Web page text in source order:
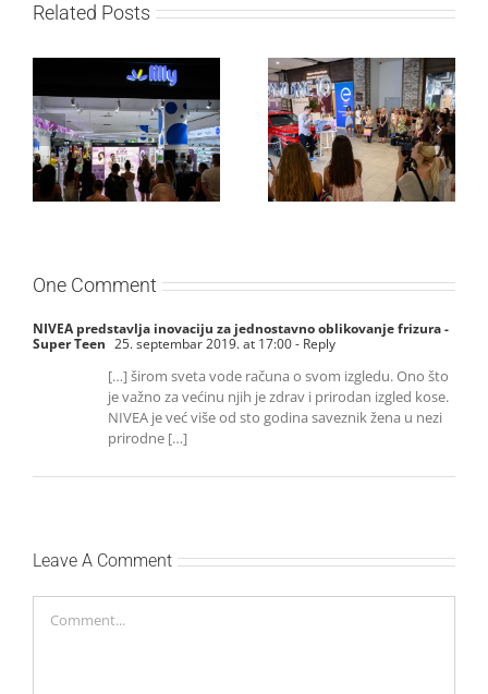
Related Posts
Lilly Drogerie i L’Oréal
Paris Elseve na
Festivalu nege kose
predstavili Collagen
Lifter liniju i popuste do
30 odsto
Lilly Drogerie proslavile
10. online rođendan,
uručile automobil
Citroën C3 i najavile
saradnju sa
šampionkom Andreom
One Comment
NIVEA predstavlja inovaciju za jednostavno oblikovanje frizura -
Super Teen 25. septembar 2019. at 17:00- Reply
[…] širom sveta vode računa o svom izgledu. Ono što
je važno za većinu njih je zdrav i prirodan izgled kose.
NIVEA je već više od sto godina saveznik žena u nezi
prirodne […]
Leave A Comment